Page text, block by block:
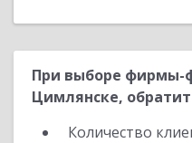
При выборе фирмы-
Цимлянске,
Количество